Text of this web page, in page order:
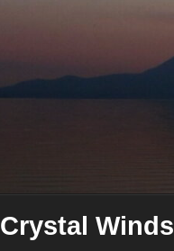
Crystal Winds